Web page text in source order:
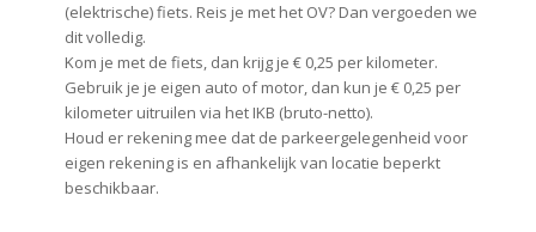
(elektrische) fiets. Reis je met het OV? Dan vergoeden we
dit volledig.
Kom je met de fiets, dan krijg je € 0,25 per kilometer.
Gebruik je je eigen auto of motor, dan kun je € 0,25 per
kilometer uitruilen via het IKB (bruto-netto).
Houd er rekening mee dat de parkeergelegenheid voor
eigen rekening is en afhankelijk van locatie beperkt
beschikbaar.